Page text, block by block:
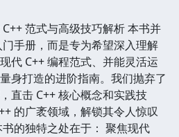
范式与高级技巧解析 本书并
手册，而是专为希望深入理解
代 C++ 编程范式、并能灵活运
身打造的进阶指南。我们抛弃了
直击 C++ 核心概念和实践技
的广袤领域，解锁其令人惊叹
的独特之处在于： 聚焦现代